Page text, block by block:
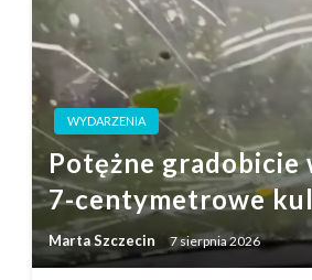
WYDARZENIA
Potężne gradobicie
7-centymetrowe
Marta Szczecin 7 sierpnia 2026